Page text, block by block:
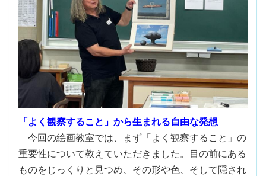
「よく観察すること」から生まれる自由な発想
今回の絵画教室では、まず「よく観察すること」の
重要性について教えていただきました。目の前にある
ものをじっくりと見つめ、その形や色、そして隠され